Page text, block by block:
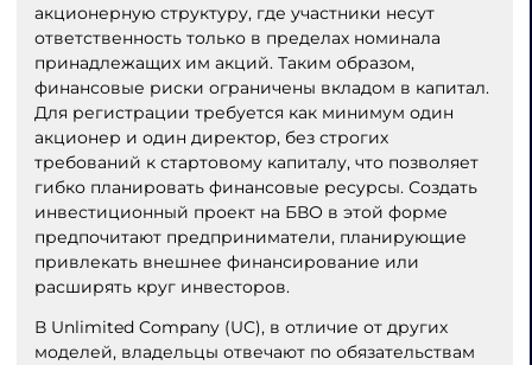
акционерную структуру, где участники несут
ответственность только в пределах номинала
принадлежащих им акций. Таким образом,
финансовые риски ограничены вкладом в капитал.
Для регистрации требуется как минимум один
акционер и один директор, без строгих
требований к стартовому капиталу, что позволяет
гибко планировать финансовые ресурсы. Создать
инвестиционный проект на БВО в этой форме
предпочитают предприниматели, планирующие
привлекать внешнее финансирование или
расширять круг инвесторов.
В Unlimited Company (UC), в отличие от других
моделей, владельцы отвечают по обязательствам